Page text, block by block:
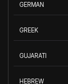
GERMAN
GREEK
GUJARATI
HEBREW